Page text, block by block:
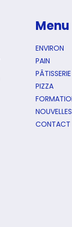
Menu
ENVIRON
PAIN
PÂTISSERIE
PIZZA
NOUVELLES
CONTACT